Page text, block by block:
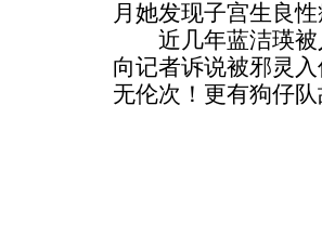
月她发现子宫生良
近几年蓝洁瑛被
向记者诉说被邪灵
无伦次！更有狗仔